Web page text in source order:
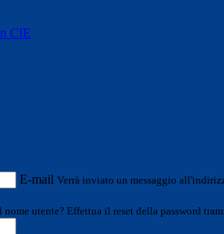
CIE
E-mail Verrà inviato un messaggio
nome utente? Effettua il reset della password